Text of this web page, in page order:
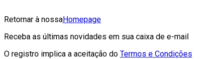
Retornar à nossaHomepage
Receba as últimas novidades em sua caixa de e-mail
O registro implica a aceitação do Termos e Condições